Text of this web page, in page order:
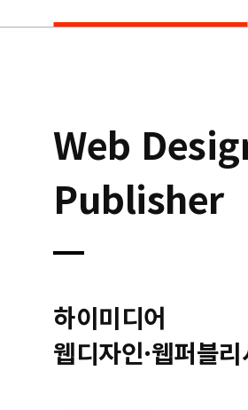
Web
Publisher
하이미디어
웹디자인·웹퍼블